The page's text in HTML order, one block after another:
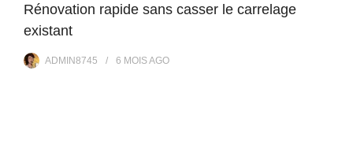
Rénovation rapide sans casser le carrelage
existant
ADMIN8745 6 MOISAGO